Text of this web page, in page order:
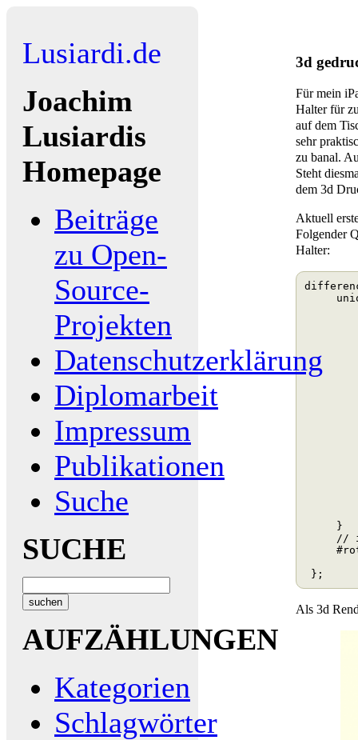
Lusiardi.de
Joachim
Lusiardis
Homepage
Beiträge
zu Open-
Source-
Projekten
Datenschutzerklärung
Diplomarbeit
Impressum
Publikationen
Suche
SUCHE
AUFZÄHLUNGEN
Kategorien
Schlagwörter
3d
Für mein
Halter für
auf dem
sehr
zu banal.
Steht
dem 3d
Aktuell
Folgender
Halter:
     }
//
Als 3d